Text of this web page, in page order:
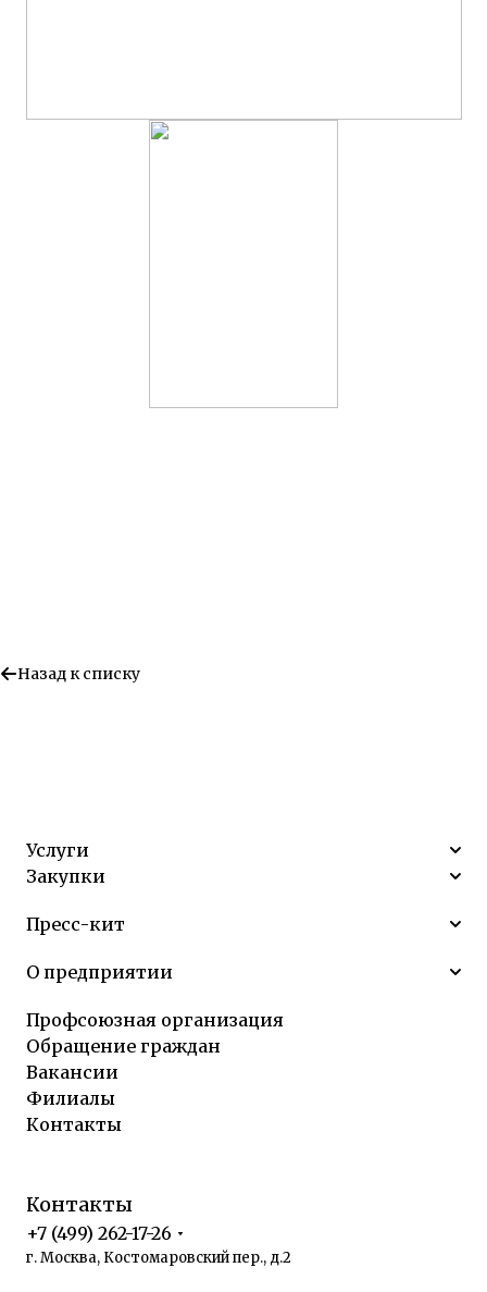
Назад к списку
Услуги
Закупки
Пресс-кит
О предприятии
Профсоюзная организация
Обращение граждан
Вакансии
Филиалы
Контакты
Контакты
+7 (499) 262-17-26
г. Москва, Костомаровский пер., д.2